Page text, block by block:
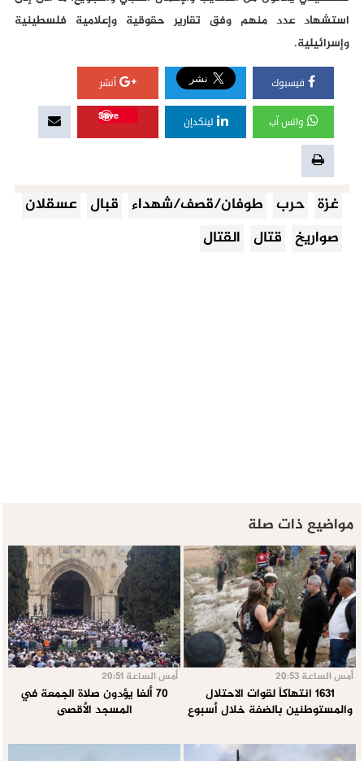
استشهاد عدد منهم وفق تقارير حقوقية وإعلامية فلسطينية
وإسرائيلية.
فيسبوك أنشر
واتس آب لينكدإن
Save
غزة حرب طوفان/قصف/شهداء قبال عسقلان
صواريخ قتال القتال
مواضيع ذات صلة
أمس الساعة 20:53
1631 انتهاكاً لقوات الاحتلال
والمستوطنين بالضفة خلال أسبوع
أمس الساعة 20:51
70 ألفا يؤدون صلاة الجمعة في
المسجد الأقصى